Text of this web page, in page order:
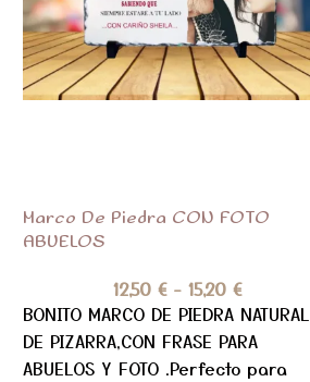
Marco De Piedra CON FOTO
ABUELOS
12,50€ - 15,20€
BONITO MARCO DE PIEDRA NATURAL
DE PIZARRA,CON FRASE PARA
ABUELOS Y FOTO .Perfecto para